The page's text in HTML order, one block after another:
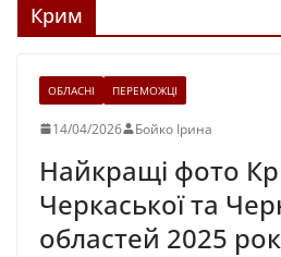
Крим
ОБЛАСНІ ПЕРЕМОЖЦІ
14/04/2026 Бойко Ірина
Найкращі фото
Черкаської та
областей 2025